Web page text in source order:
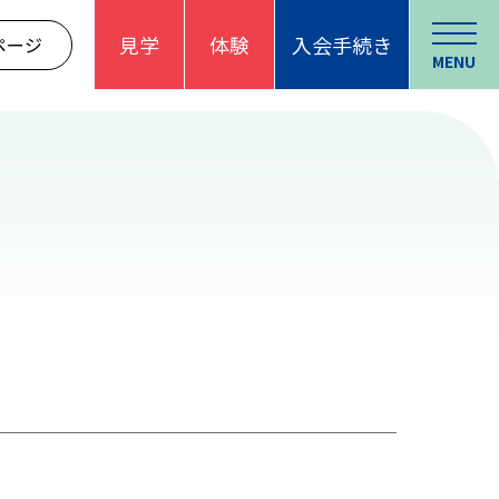
ージ 見学 体験 入会手続き
MENU